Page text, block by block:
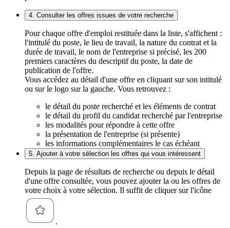
4. Consulter les offres issues de votre recherche
Pour chaque offre d'emploi restituée dans la liste, s'affichent :
l'intitulé du poste, le lieu de travail, la nature du contrat et la
durée de travail, le nom de l'entreprise si précisé, les 200
premiers caractères du descriptif du poste, la date de
publication de l'offre.
Vous accédez au détail d'une offre en cliquant sur son intitulé
ou sur le logo sur la gauche. Vous retrouvez :
le détail du poste recherché et les éléments de contrat
le détail du profil du candidat recherché par l'entreprise
les modalités pour répondre à cette offre
la présentation de l'entreprise (si présente)
les informations complémentaires le cas échéant
5. Ajouter à votre sélection les offres qui vous intéressent
Depuis la page de résultats de recherche ou depuis le détail
d'une offre consultée, vous pouvez ajouter la ou les offres de
votre choix à votre sélection. Il suffit de cliquer sur l'icône
.